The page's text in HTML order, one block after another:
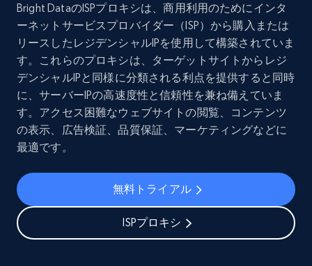
Bright DataのISPプロキシは、商用利用のためにインタ
ーネットサービスプロバイダー（ISP）から購入または
リースしたレジデンシャルIPを使用して構築されていま
す。これらのプロキシは、ターゲットサイトからレジ
デンシャルIPと同様に分類される利点を提供すると同時
に、サーバーIPの高速度性と信頼性を兼ね備えていま
す。アクセス困難なウェブサイトの閲覧、コンテンツ
の表示、広告検証、品質保証、マーケティングなどに
最適です。
無料トライアル
ISPプロキシ